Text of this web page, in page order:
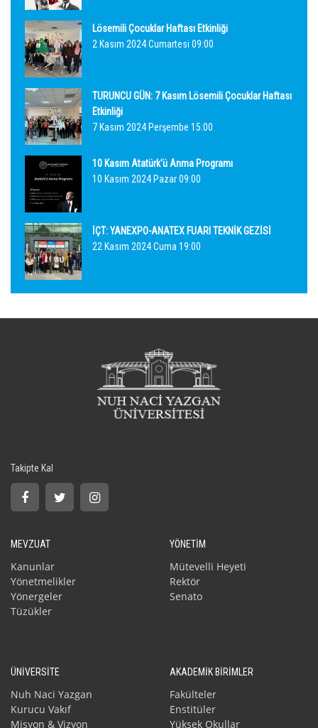
Lösemili Çocuklar Haftası Etkinliği
2 Kasım 2024 Cumartesi 09:00
TURUNCU GÜN: 7 Kasım Lösemili Çocuklar Haftası
Etkinliği
7 Kasım 2024 Perşembe 15:00
10 Kasım Atatürk'ü Anma Programı
10 Kasım 2024 Pazar 09:00
İÇT: YANEXPO-ANATEX FUARI TEKNİK GEZİSİ
22 Kasım 2024 Cuma 19:00
Takipte Kal
MEVZUAT
Kanunlar
Yönetmelikler
Yönergeler
Tüzükler
YÖNETİM
Mütevelli Heyeti
Rektör
Senato
ÜNİVERSİTE
Nuh Naci Yazgan
Kurucu Vakıf
Misyon & Vizyon
AKADEMİK BİRİMLER
Fakülteler
Enstitüler
Yüksek Okullar